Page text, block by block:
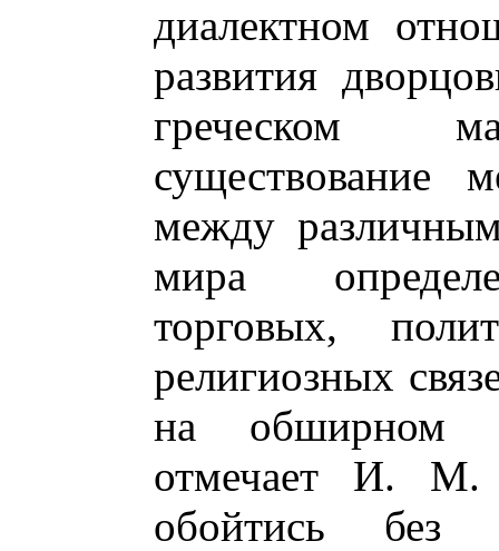
диалектном
развития
греческом
между
мира
торговых,
религиозных
на обширном
отмечает И.
обойтись без